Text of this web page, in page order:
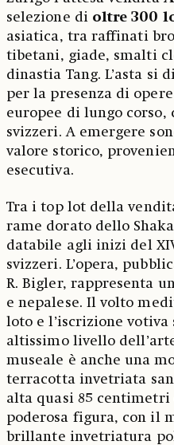
selezione di oltre 300
asiatica, tra raffinati
tibetani, giade, smalti
dinastia Tang. L’asta si
per la presenza di
europee di lungo
svizzeri. A emergere
valore storico,
esecutiva.
Tra i top lot della
rame dorato dello
databile agli inizi del
svizzeri. L’opera,
R. Bigler, rappresenta
e nepalese. Il volto
loto e l’iscrizione
altissimo livello
museale è anche una
terracotta invetriata
alta quasi 85
poderosa figura, con il
brillante invetriatura